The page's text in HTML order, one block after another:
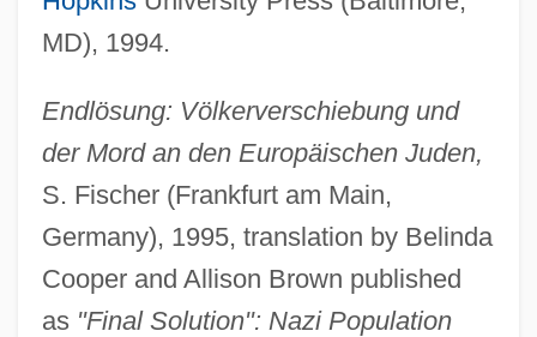
MD), 1994.
Endlösung: Völkerverschiebung und
der Mord an den Europäischen Juden,
S. Fischer (Frankfurt am Main,
Germany), 1995, translation by Belinda
Cooper and Allison Brown published
as "Final Solution": Nazi Population